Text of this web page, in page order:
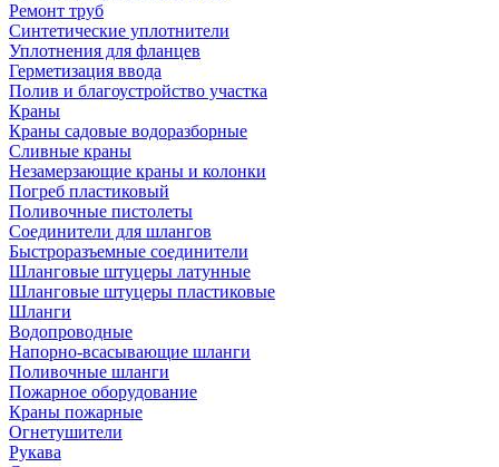
Ремонт труб
Синтетические уплотнители
Уплотнения для фланцев
Герметизация ввода
Полив и благоустройство участка
Краны
Краны садовые водоразборные
Сливные краны
Незамерзающие краны и колонки
Погреб пластиковый
Поливочные пистолеты
Соединители для шлангов
Быстроразъемные соединители
Шланговые штуцеры латунные
Шланговые штуцеры пластиковые
Шланги
Водопроводные
Напорно-всасывающие шланги
Поливочные шланги
Пожарное оборудование
Краны пожарные
Огнетушители
Рукава